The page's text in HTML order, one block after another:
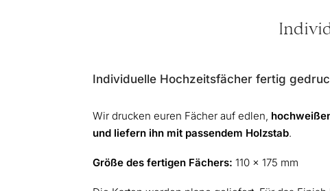
Individuelle Hochzeitsfächer fertig
Wir drucken euren Fächer auf edlen,
und liefern ihn mit passendem Holzstab.
Größe des fertigen Fächers: 110 x 175 mm